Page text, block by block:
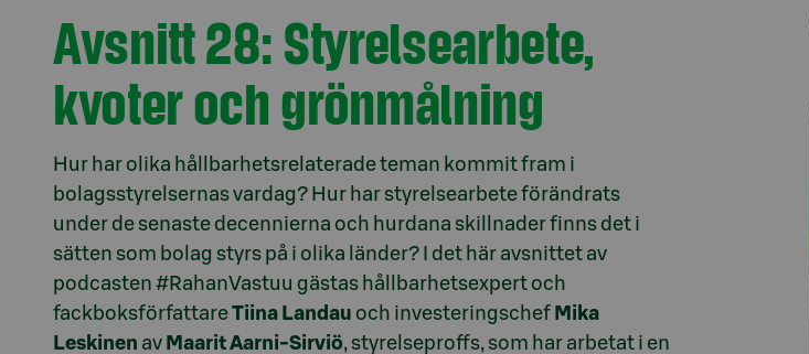
Avsnitt 28: Styrelsearbete,
kvoter och grönmålning
Hur har olika hållbarhetsrelaterade teman kommit fram i
bolagsstyrelsernas vardag? Hur har styrelsearbete förändrats
under de senaste decennierna och hurdana skillnader finns det i
sätten som bolag styrs på i olika länder? I det här avsnittet av
podcasten #RahanVastuu gästas hållbarhetsexpert och
fackboksförfattareTiina Landau och investeringschef Mika
Leskinen av Maarit Aarni-Sirviö, styrelseproffs, som har arbetat i en